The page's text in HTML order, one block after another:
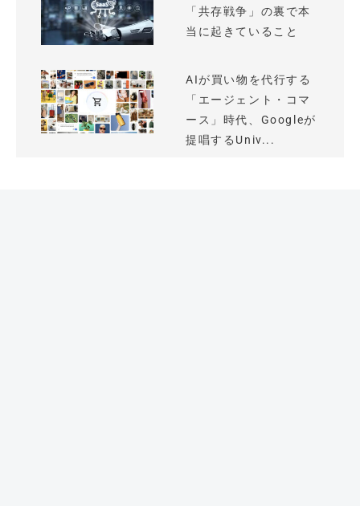
「共存戦争」の裏で本
当に起きていること
AIが買い物を代行する
「エージェント・コマ
ース」時代、Googleが
提唱するUniv...